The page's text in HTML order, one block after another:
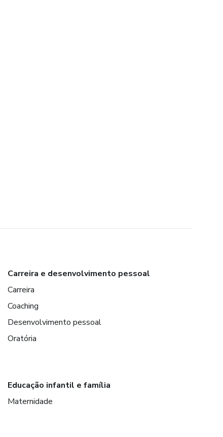
Carreira e desenvolvimento pessoal
Carreira
Coaching
Desenvolvimento pessoal
Oratória
Educação infantil e família
Maternidade